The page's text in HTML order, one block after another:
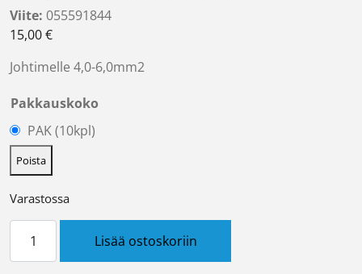
Viite: 055591844
15,00€
Johtimelle 4,0-6,0mm2
Pakkauskoko
PAK (10kpl)
Poista
Varastossa
Lisää ostoskoriin